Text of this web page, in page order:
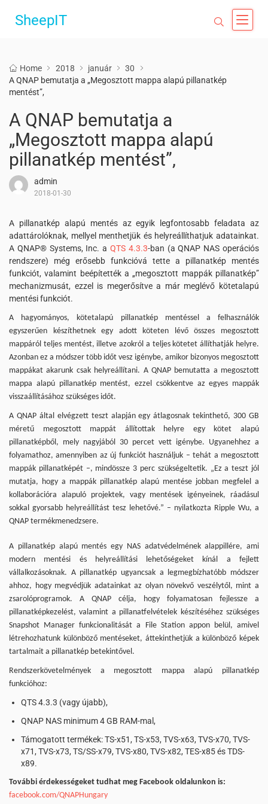
SheepIT
Home 2018 január
30
A QNAP bemutatja a „Megosztott mappa alapú pillanatkép
mentést”,
A QNAP bemutatja a
„Megosztott mappa alapú
pillanatkép mentést”,
admin
2018-01-30
A pillanatkép alapú mentés az egyik legfontosabb feladata az
adattárolóknak, mellyel menthetjük és helyreállíthatjuk adatainkat.
A QNAP® Systems, Inc. a QTS 4.3.3-ban (a QNAP NAS operációs
rendszere) még erősebb funkcióvá tette a pillanatkép mentés
funkciót, valamint beépítették a „megosztott mappák pillanatkép”
mechanizmusát, ezzel is megerősítve a már meglévő kötetalapú
mentési funkciót.
A hagyományos, kötetalapú pillanatkép mentéssel a felhasználók
egyszerűen készíthetnek egy adott köteten lévő összes megosztott
mappáról teljes mentést, illetve azokról a teljes kötetet állíthatják helyre.
Azonban ez a módszer több időt vesz igénybe, amikor bizonyos megosztott
mappákat akarunk csak helyreállítani. AQNAP bemutatta a megosztott
mappa alapú pillanatkép mentést, ezzel csökkentve az egyes mappák
visszaállításához szükséges időt.
A QNAP által elvégzett teszt alapján egy átlagosnak tekinthető, 300 GB
méretű megosztott mappát állítottak helyre egy kötet alapú
pillanatképből, mely nagyjából 30 percet vett igénybe. Ugyanehhez a
folyamathoz, amennyiben az új funkciót használjuk – tehát a megosztott
mappák pillanatképét –, mindössze 3 perc szükségeltetik. „Ez a teszt jól
mutatja, hogy a mappák pillanatkép alapú mentése jobban megfelel a
kollaborációra alapuló projektek, vagy mentések igényeinek, ráadásul
sokkal gyorsabb helyreállítást tesz lehetővé.” – nyilatkozta Ripple Wu, a
QNAP termékmenedzsere.
A pillanatkép alapú mentés egy NAS adatvédelmének alappillére, ami
modern mentési és helyreállítási lehetőségeket kínál a fejlett
vállalkozásoknak. A pillanatkép ugyancsak a legmegbízhatóbb módszer
ahhoz, hogy megvédjük adatainkat az olyan növekvő veszélytől, mint a
zsarolóprogramok. A QNAP célja, hogy folyamatosan fejlessze a
pillanatképkezelést, valamint a pillanatfelvételek készítéséhez szükséges
Snapshot Manager funkcionalitását a File Station appon belül, amivel
létrehozhatunk különböző mentéseket, áttekinthetjük a különböző képek
tartalmait a pillanatkép betekintővel.
Rendszerkövetelmények a megosztott mappa alapú pillanatkép
funkcióhoz:
QTS 4.3.3 (vagy újabb),
QNAP NAS minimum 4 GB RAM-mal,
Támogatott termékek: TS-x51, TS-x53, TVS-x63, TVS-x70, TVS-
x71, TVS-x73, TS/SS-x79, TVS-x80, TVS-x82, TES-x85 és TDS-
x89.
További érdekességeket tudhat meg Facebook oldalunkon is:
facebook.com/QNAPHungary